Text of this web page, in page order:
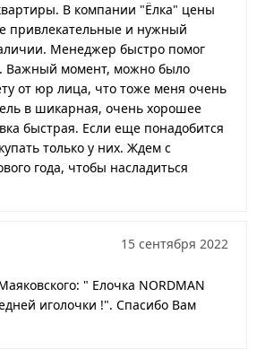
В компании "Ёлка" цены
привлекательные и нужный
Менеджер быстро помог
Важный момент, можно было
от юр лица, что тоже меня очень
в шикарная, очень хорошее
быстрая. Если еще понадобится
только у них. Ждем с
года, чтобы насладиться
15 сентября 2022
" Елочка NORDMAN
иголочки !". Спасибо Вам